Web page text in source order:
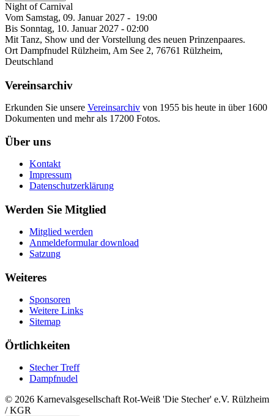
Night of Carnival
Vom Samstag, 09. Januar 2027 - 19:00
Bis Sonntag, 10. Januar 2027 - 02:00
Mit Tanz, Show und der Vorstellung des neuen Prinzenpaares.
Ort Dampfnudel Rülzheim, Am See 2, 76761 Rülzheim,
Deutschland
Vereinsarchiv
Erkunden Sie unsere Vereinsarchiv von 1955 bis heute in über 1600
Dokumenten und mehr als 17200 Fotos.
Über uns
Kontakt
Impressum
Datenschutzerklärung
Werden Sie Mitglied
Mitglied werden
Anmeldeformular download
Satzung
Weiteres
Sponsoren
Weitere Links
Sitemap
Örtlichkeiten
Stecher Treff
Dampfnudel
© 2026 Karnevalsgesellschaft Rot-Weiß 'Die Stecher' e.V. Rülzheim
/ KGR